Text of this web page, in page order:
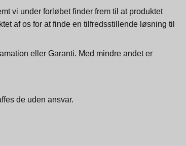
vi under forløbet finder frem til at produktet
af os for at finde en tilfredsstillende løsning til
eller Garanti. Med mindre andet er
de uden ansvar.